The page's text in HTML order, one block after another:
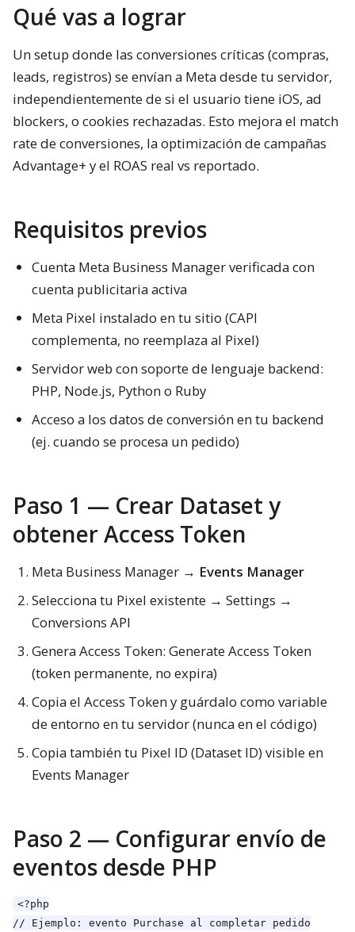
Qué vas a lograr
Un setup donde las conversiones críticas (compras,
leads, registros) se envían a Meta desde tu servidor,
independientemente de si el usuario tiene iOS, ad
blockers, o cookies rechazadas. Esto mejora el match
rate de conversiones, la optimización de campañas
Advantage+ y el ROAS real vs reportado.
Requisitos previos
Cuenta Meta Business Manager verificada con
cuenta publicitaria activa
Meta Pixel instalado en tu sitio (CAPI
complementa, no reemplaza al Pixel)
Servidor web con soporte de lenguaje backend:
PHP, Node.js, Python o Ruby
Acceso a los datos de conversión en tu backend
(ej. cuando se procesa un pedido)
Paso 1 — Crear Dataset y
obtener Access Token
Meta Business Manager → Events Manager
Selecciona tu Pixel existente → Settings →
Conversions API
Genera Access Token: Generate Access Token
(token permanente, no expira)
Copia el Access Token y guárdalo como variable
de entorno en tu servidor (nunca en el código)
Copia también tu Pixel ID (Dataset ID) visible en
Events Manager
Paso 2 — Configurar envío de
eventos desde PHP
<?php
// Ejemplo: evento Purchase al completar pedido